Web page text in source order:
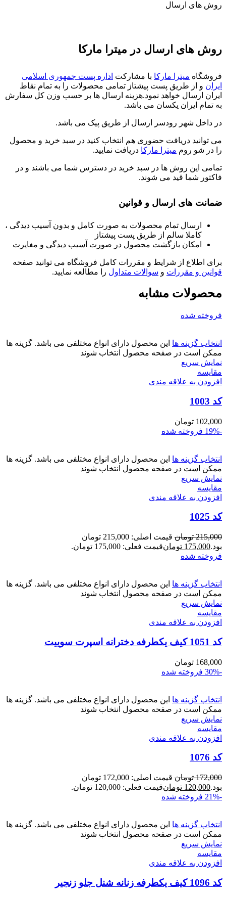
روش های ارسال
روش های ارسال در میترا مارکا
فروشگاه میترا مارکا با مشارکت اداره پست جمهوری اسلامی
ایران و از طریق پست پیشتاز تمامی محصولات را به تمام نقاط
ایران ارسال خواهد نمود.هزینه ارسال ها بر حسب وزن کل سفارش
به تمام ایران یکسان می باشد.
در داخل شهر رودسر ارسال از طریق پیک می باشد.
می توانید دریافت حضوری هم انتخاب کنید در سبد خرید و محصول
را در شو روم میترا مارکا دریافت نمایید.
تمامی این روش ها در سبد خرید در دسترس شما می باشند و در
فاکتور شما قید می شوند.
ضمانت های ارسال و قوانین
ارسال تمام محصولات به صورت کامل و بدون آسیب دیدگی ،
کاملا سالم از طریق پست پیشتاز
امکان بازگشت محصول در صورت آسیب دیدگی و مغایرت
برای اطلاع از شرایط و مقررات کامل فروشگاه می توانید صفحه
قوانین و مقررات و سوالات متداول را مطالعه نمایید.
محصولات مشابه
فروخته شده
انتخاب گزینه ها این محصول دارای انواع مختلفی می باشد. گزینه ها
ممکن است در صفحه محصول انتخاب شوند
نمایش سریع
مقايسه
افزودن به علاقه مندی
کد 1003
102,000 تومان
-19%
فروخته شده
انتخاب گزینه ها این محصول دارای انواع مختلفی می باشد. گزینه ها
ممکن است در صفحه محصول انتخاب شوند
نمایش سریع
مقايسه
افزودن به علاقه مندی
کد 1025
215,000 تومان
قیمت اصلی: 215,000 تومان
بود.175,000 تومانقیمت فعلی: 175,000 تومان.
فروخته شده
انتخاب گزینه ها این محصول دارای انواع مختلفی می باشد. گزینه ها
ممکن است در صفحه محصول انتخاب شوند
نمایش سریع
مقايسه
افزودن به علاقه مندی
کد 1051 کیف یکطرفه دخترانه اسپرت سوییت
168,000 تومان
-30%
فروخته شده
انتخاب گزینه ها این محصول دارای انواع مختلفی می باشد. گزینه ها
ممکن است در صفحه محصول انتخاب شوند
نمایش سریع
مقايسه
افزودن به علاقه مندی
کد 1076
172,000 تومان
قیمت اصلی: 172,000 تومان
بود.120,000 تومانقیمت فعلی: 120,000 تومان.
-21%
فروخته شده
انتخاب گزینه ها این محصول دارای انواع مختلفی می باشد. گزینه ها
ممکن است در صفحه محصول انتخاب شوند
نمایش سریع
مقايسه
افزودن به علاقه مندی
کد 1096 کیف یکطرفه زنانه شنل جلو زنجیر